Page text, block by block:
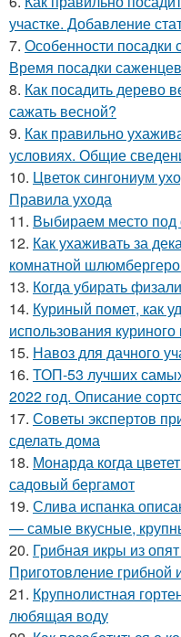
участке. Добавление
7. Особенности посадки
Время посадки саженцев
8. Как посадить дерево
сажать весной?
9. Как правильно
условиях. Общие
10. Цветок сингониум
Правила ухода
11. Выбираем место под
12. Как ухаживать за
комнатной
13. Когда убирать
14. Куриный помет, как
использования
15. Навоз для дачного
16. ТОП-53 лучших
2022 год. Описание
17. Советы экспертов
сделать дома
18. Монарда когда
садовый бергамот
19. Слива испанка
— самые вкусные,
20. Грибная икры из
Приготовление грибной
21. Крупнолистная
любящая воду